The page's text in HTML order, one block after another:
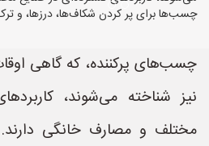
چسب‌ها برای پر کردن شکاف‌ها، درزها، و
چسب‌های پرکننده، که گاهی اوقات
نیز شناخته می‌شوند،
مختلف و مصارف خانگی